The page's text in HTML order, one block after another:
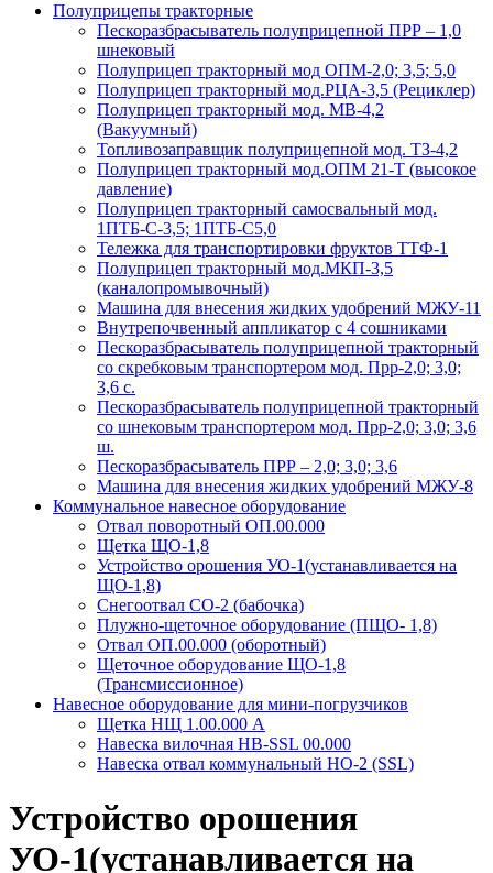
Полуприцепы тракторные
Пескоразбрасыватель полуприцепной ПРР – 1,0
шнековый
Полуприцеп тракторный мод ОПМ-2,0; 3,5; 5,0
Полуприцеп тракторный мод.РЦА-3,5 (Рециклер)
Полуприцеп тракторный мод. МВ-4,2
(Вакуумный)
Топливозаправщик полуприцепной мод. ТЗ-4,2
Полуприцеп тракторный мод.ОПМ 21-Т (высокое
давление)
Полуприцеп тракторный самосвальный мод.
1ПТБ-С-3,5; 1ПТБ-С5,0
Тележка для транспортировки фруктов ТТФ-1
Полуприцеп тракторный мод.МКП-3,5
(каналопромывочный)
Машина для внесения жидких удобрений МЖУ-11
Внутрепочвенный аппликатор с 4 сошниками
Пескоразбрасыватель полуприцепной тракторный
со скребковым транспортером мод. Прр-2,0; 3,0;
3,6 с.
Пескоразбрасыватель полуприцепной тракторный
со шнековым транспортером мод. Прр-2,0; 3,0; 3,6
ш.
Пескоразбрасыватель ПРР – 2,0; 3,0; 3,6
Машина для внесения жидких удобрений МЖУ-8
Коммунальное навесное оборудование
Отвал поворотный ОП.00.000
Щетка ЩО-1,8
Устройство орошения УО-1(устанавливается на
ЩО-1,8)
Снегоотвал СО-2 (бабочка)
Плужно-щеточное оборудование (ПЩО- 1,8)
Отвал ОП.00.000 (оборотный)
Щеточное оборудование ЩО-1,8
(Трансмиссионное)
Навесное оборудование для мини-погрузчиков
Щетка НЩ 1.00.000 А
Навеска вилочная НВ-SSL 00.000
Навеска отвал коммунальный НО-2 (SSL)
Устройство орошения
УО-1(устанавливается на